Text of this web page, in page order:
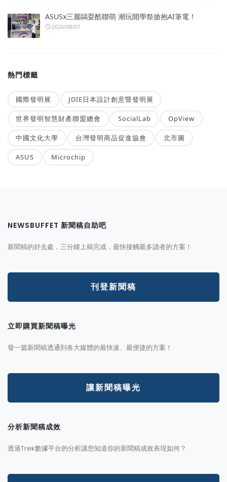
ASUSx三麗鷗耍酷聯萌 潮玩開學祭搶抱AI筆電！
2026/08/07
熱門標籤
國際發明展 JDIE日本設計創意暨發明展
世界發明智慧財產聯盟總會 SocialLab OpView
中國文化大學 台灣發明商品促進協會 北市圖
ASUS Microchip
NEWSBUFFET 新聞稿自助吧
新聞稿的好去處，三分鐘上稿完成，最快接觸最多讀者的方案！
刊登新聞稿
立即購買新聞稿曝光
發一篇新聞稿透通到各大媒體的最快速、最便捷的方案！
讓新聞稿曝光
分析新聞稿成效
透過Trek數據平台的分析讓您知道你的新聞稿成效表現如何？